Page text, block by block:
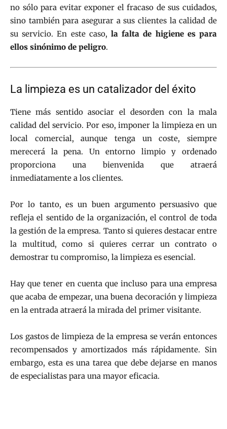
no sólo para evitar exponer el fracaso de sus cuidados,
sino también para asegurar a sus clientes la calidad de
su servicio. En este caso, la falta de higiene es para
ellos sinónimo de peligro.
La limpieza es un catalizador del éxito
Tiene más sentido asociar el desorden con la mala
calidad del servicio. Por eso, imponer la limpieza en un
local comercial, aunque tenga un coste, siempre
merecerá la pena. Un entorno limpio y ordenado
proporciona una bienvenida que atraerá
inmediatamente a los clientes.
Por lo tanto, es un buen argumento persuasivo que
refleja el sentido de la organización, el control de toda
la gestión de la empresa. Tanto si quieres destacar entre
la multitud, como si quieres cerrar un contrato o
demostrar tu compromiso, la limpieza es esencial.
Hay que tener en cuenta que incluso para una empresa
que acaba de empezar, una buena decoración y limpieza
en la entrada atraerá la mirada del primer visitante.
Los gastos de limpieza de la empresa se verán entonces
recompensados y amortizados más rápidamente. Sin
embargo, esta es una tarea que debe dejarse en manos
de especialistas para una mayor eficacia.